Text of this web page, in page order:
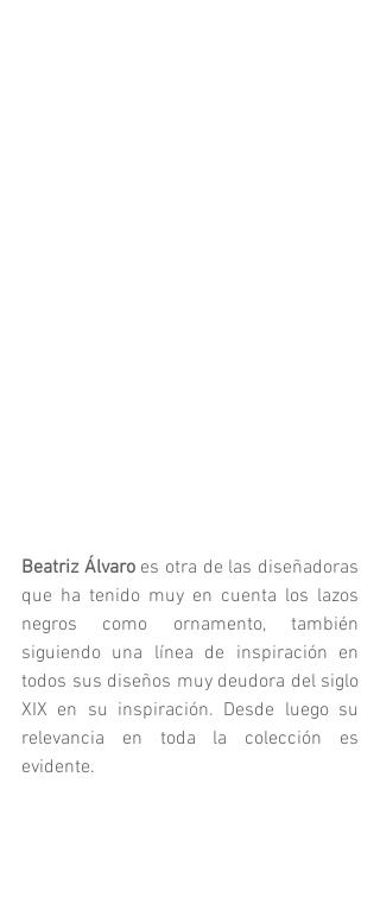
Beatriz Álvaro es otra de las diseñadoras
que ha tenido muy en cuenta los lazos
negros como ornamento, también
siguiendo una línea de inspiración en
todos sus diseños muy deudora del siglo
XIX en su inspiración. Desde luego su
relevancia en toda la colección es
evidente.